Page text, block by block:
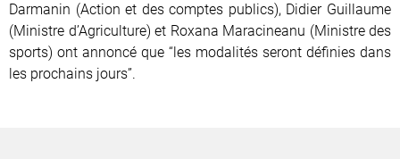
Darmanin (Action et des comptes publics), Didier Guillaume
(Ministre d’Agriculture) et Roxana Maracineanu (Ministre des
sports) ont annoncé que “les modalités seront définies dans
les prochains jours”.